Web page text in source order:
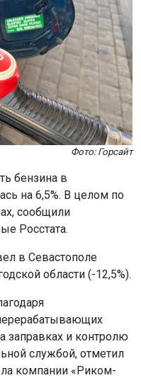
Фото: Горсайт
бензина в
на 6,5%. В целом по
сообщили
Росстата.
в Севастополе
области (-12,5%).
заправках и контролю
службой, отметил
компании «Риком-